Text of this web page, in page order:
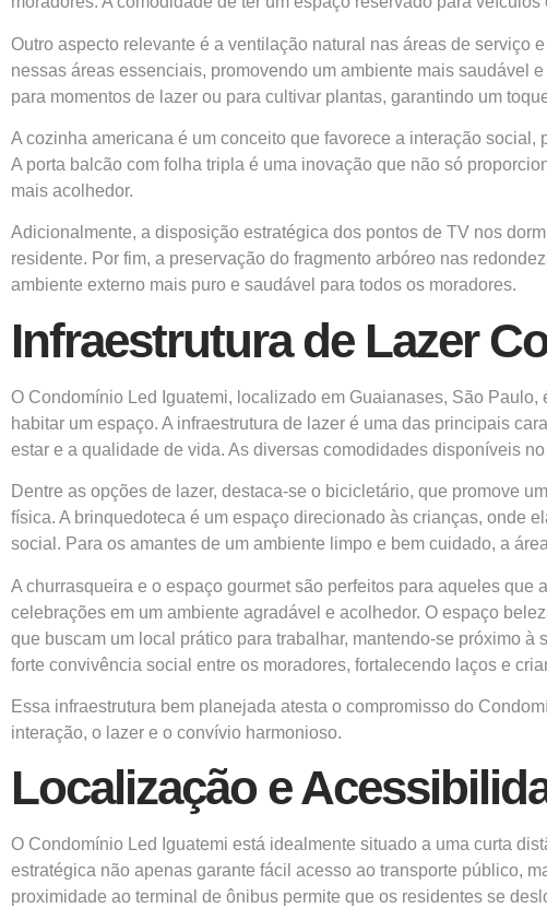
Outro aspecto relevante é a ventilação natural nas áreas de serviço
nessas áreas essenciais, promovendo um ambiente mais saudável
para momentos de lazer ou para cultivar plantas, garantindo um
A cozinha americana é um conceito que favorece a interação
A porta balcão com folha tripla é uma inovação que não só
mais acolhedor.
Adicionalmente, a disposição estratégica dos pontos de TV nos
residente. Por fim, a preservação do fragmento arbóreo nas
ambiente externo mais puro e saudável para todos os moradores.
Infraestrutura de Lazer
O Condomínio Led Iguatemi, localizado em Guaianases, São
habitar um espaço. A infraestrutura de lazer é uma das principais
estar e a qualidade de vida. As diversas comodidades disponíveis
Dentre as opções de lazer, destaca-se o bicicletário, que promove
física. A brinquedoteca é um espaço direcionado às crianças, onde
social. Para os amantes de um ambiente limpo e bem cuidado, a
A churrasqueira e o espaço gourmet são perfeitos para aqueles
celebrações em um ambiente agradável e acolhedor. O espaço
que buscam um local prático para trabalhar, mantendo-se próximo
forte convivência social entre os moradores, fortalecendo laços e
Essa infraestrutura bem planejada atesta o compromisso do
interação, o lazer e o convívio harmonioso.
Localização e
O Condomínio Led Iguatemi está idealmente situado a uma curta
estratégica não apenas garante fácil acesso ao transporte público,
proximidade ao terminal de ônibus permite que os residentes se